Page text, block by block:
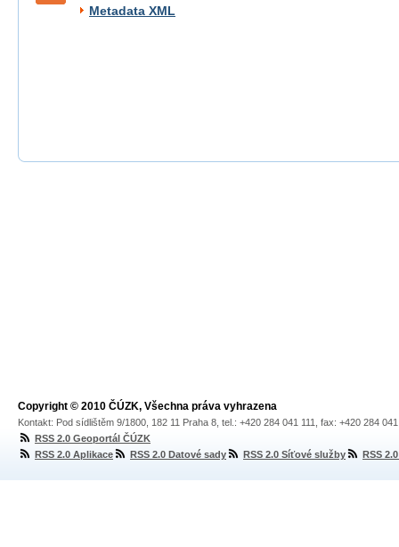
Metadata XML
Copyright © 2010 ČÚZK, Všechna práva vyhrazena
Kontakt: Pod sídlištěm 9/1800, 182 11 Praha 8, tel.: +420 284 041 111, fax: +420 284
RSS 2.0 Geoportál ČÚZK
RSS 2.0 Aplikace
RSS 2.0 Datové sady RSS 2.0 Síťové služby RSS